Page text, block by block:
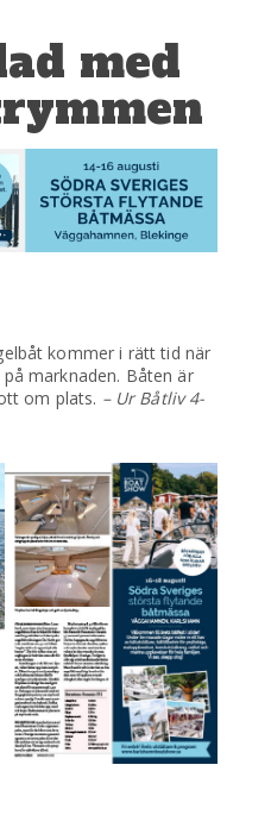
med
kommer i rätt tid när
marknaden. Båten är
om plats. – Ur Båtliv 4-